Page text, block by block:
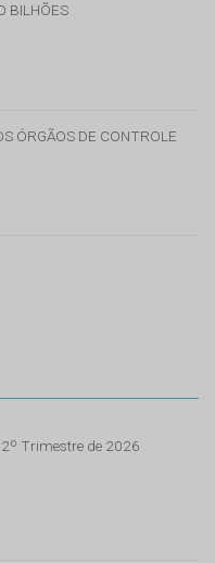
BILHÕES
ÓRGÃOS DE CONTROLE
Trimestre de 2026